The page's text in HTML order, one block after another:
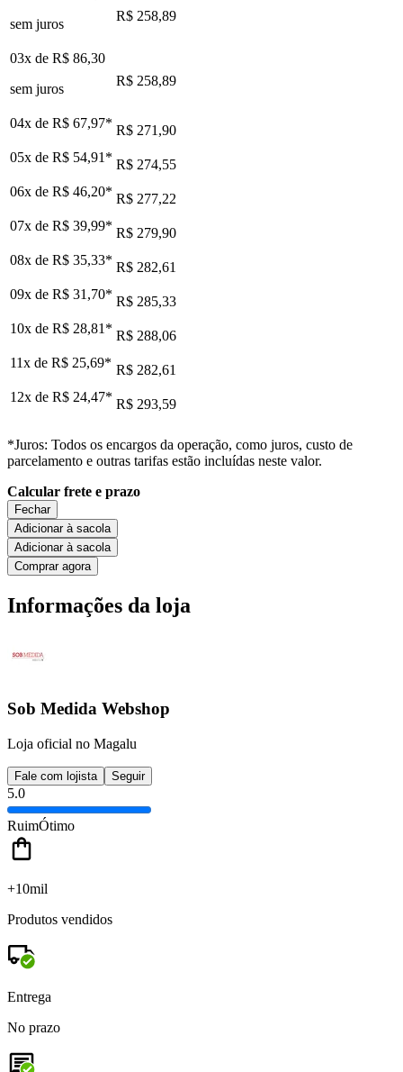
sem juros
R$ 258,89
03x de R$ 86,30
sem juros
R$ 258,89
04x de R$ 67,97* R$ 271,90
05x de R$ 54,91 * R$ 274,55
06x de R$ 46,20* R$ 277,22
07x de R$ 39,99* R$ 279,90
08x de R$ 35,33* R$ 282,61
09x de R$ 31,70* R$ 285,33
10x de R$ 28,81 * R$ 288,06
11x de R$ 25,69* R$ 282,61
12x de R$ 24,47* R$ 293,59
*Juros: Todos os encargos da operação, como juros, custo de
parcelamento e outras tarifas estão incluídas neste valor.
Calcular frete e prazo
Fechar
Adicionar à sacola
Adicionar à sacola
Comprar agora
Informações da loja
Sob Medida Webshop
Loja oficial no Magalu
Fale com lojista Seguir
5.0
RuimÓtimo
+10mil
Produtos vendidos
Entrega
No prazo